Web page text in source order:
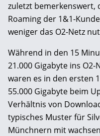
zuletzt bemerkenswert,
Roaming der 1&1-
weniger das O2-Netz
Während in den 15
21.000 Gigabyte ins
waren es in den ersten
55.000 Gigabyte beim
Verhältnis von
typisches Muster für
Münchnern mit